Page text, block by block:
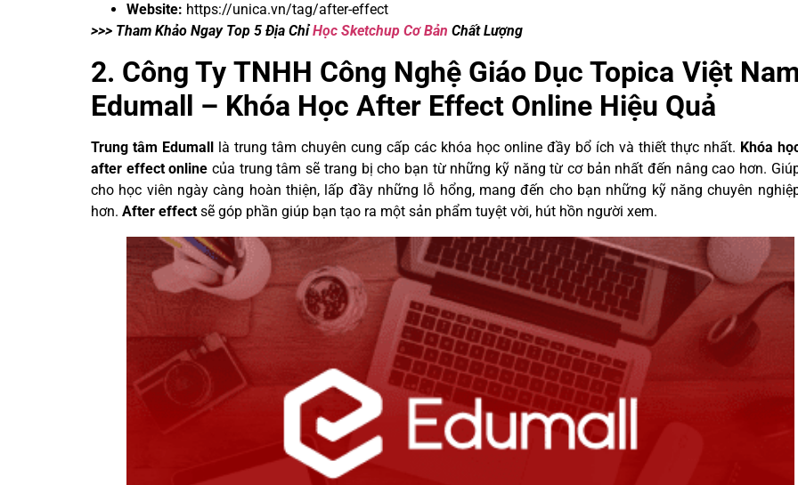
Website: https://unica.vn/tag/after-effect
>>> Tham Khảo Ngay Top 5 Địa ChỉHọc Sketchup Cơ Bản Chất Lượng
2. Công Ty TNHH Công Nghệ Giáo Dục Topica Việt Nam
Edumall – Khóa Học After Effect Online Hiệu Quả
Trung tâm Edumall là trung tâm chuyên cung cấp các khóa học online đầy bổ ích và thiết thực nhất. Khóa
after effect onlinecủa trung tâm sẽ trang bị cho bạn từ những kỹ năng từ cơ bản nhất đến nâng cao hơn.
cho học viên ngày càng hoàn thiện, lấp đầy những lỗ hổng, mang đến cho bạn những kỹ năng chuyên
hơn. After effect sẽ góp phần giúp bạn tạo ra một sản phẩm tuyệt vời, hút hồn người xem.